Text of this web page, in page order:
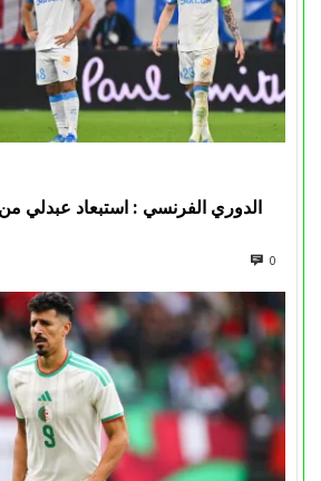
الدوري الفرنسي : استبعاد عبدلي من
0